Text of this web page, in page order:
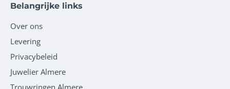
Belangrijke links
Over ons
Levering
Privacybeleid
Juwelier Almere
Trouwringen Almere